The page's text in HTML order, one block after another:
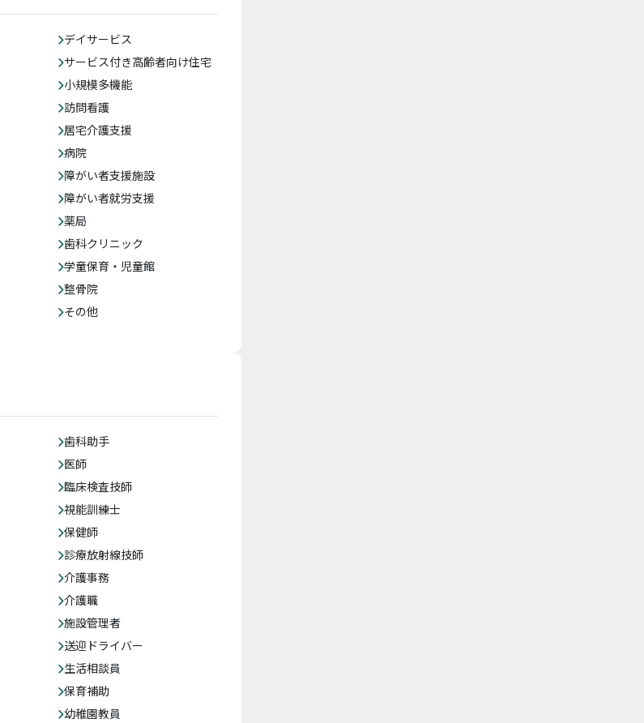
デイサービス
サービス付き高齢者向け住宅
小規模多機能
訪問看護
居宅介護支援
病院
障がい者支援施設
障がい者就労支援
薬局
歯科クリニック
学童保育・児童館
整骨院
その他
歯科助手
医師
臨床検査技師
視能訓練士
保健師
診療放射線技師
介護事務
介護職
施設管理者
送迎ドライバー
生活相談員
保育補助
幼稚園教員